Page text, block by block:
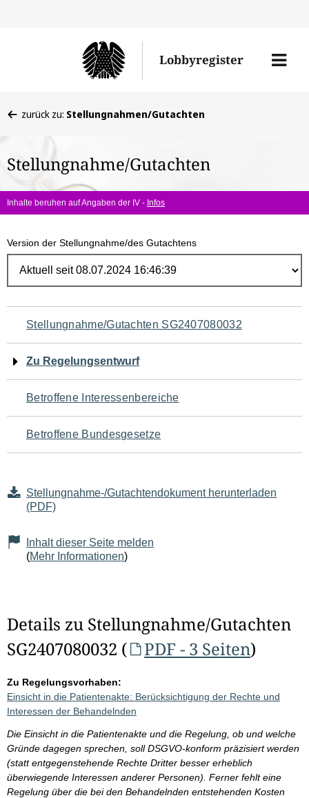
Lobbyregister
Menü
befinden
hier:
zurück zu: Stellungnahmen/Gutachten
Stellungnahme/Gutachten
Inhalte beruhen auf Angaben der IV - Infos
Version der Stellungnahme/des Gutachtens
Navigation
für
den
Seiteninhalt
Stellungnahme/Gutachten SG2407080032
Zu Regelungsentwurf
Betroffene Interessenbereiche
Betroffene Bundesgesetze
Stellungnahme-/Gutachtendokument herunterladen
(PDF)
Inhalt dieser Seite melden
(Mehr Informationen)
Details zu Stellungnahme/Gutachten
SG2407080032 (
PDF - 3 Seiten)
Zu Regelungsvorhaben:
Einsicht in die Patientenakte: Berücksichtigung der Rechte und
Interessen der Behandelnden
Die Einsicht in die Patientenakte und die Regelung, ob und welche
Gründe dagegen sprechen, soll DSGVO-konform präzisiert werden
(statt entgegenstehende Rechte Dritter besser erheblich
überwiegende Interessen anderer Personen). Ferner fehlt eine
Regelung über die bei den Behandelnden entstehenden Kosten